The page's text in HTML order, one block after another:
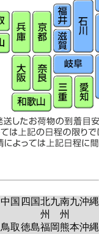
中国 四国北九
州
南九
州
沖縄
鳥取徳島福岡熊本沖縄